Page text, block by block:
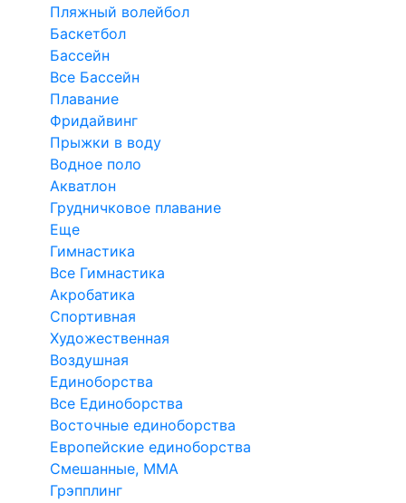
Пляжный волейбол
Баскетбол
Бассейн
Все Бассейн
Плавание
Фридайвинг
Прыжки в воду
Водное поло
Акватлон
Грудничковое плавание
Еще
Гимнастика
Все Гимнастика
Акробатика
Спортивная
Художественная
Воздушная
Единоборства
Все Единоборства
Восточные единоборства
Европейские единоборства
Смешанные, ММА
Грэпплинг